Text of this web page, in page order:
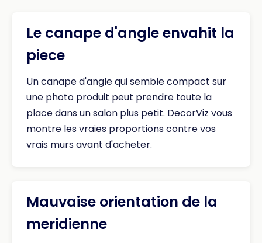
Le canape d'angle envahit la
piece
Un canape d'angle qui semble compact sur
une photo produit peut prendre toute la
place dans un salon plus petit. DecorViz vous
montre les vraies proportions contre vos
vrais murs avant d'acheter.
Mauvaise orientation de la
meridienne